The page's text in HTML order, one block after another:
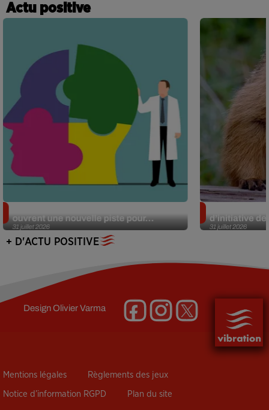
Actu positive
31 juillet 2026
ouvrent une nouvelle piste pour...
31 juillet 2026
d’initiative
+ D'ACTU POSITIVE
DesignOlivier Varma
Mentions légales Règlements des jeux
Notice d’information RGPD Plan du site